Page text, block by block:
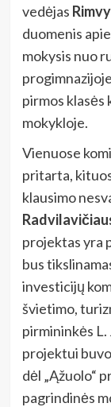
vedėjas
duomenis
mokysis nuo
pirmos klasės
mokykloje.
Vienuose
pritarta,
klausimo
projektas yra
bus
investicijų
švietimo,
pirmininkės
projektui
dėl „Ąžuolo“
pagrindinės